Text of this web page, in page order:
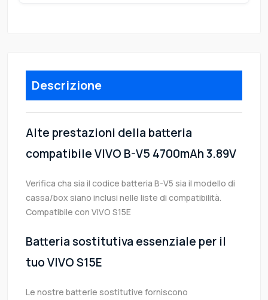
Descrizione
Alte prestazioni della batteria
compatibile VIVO B-V5 4700mAh 3.89V
Verifica cha sia il codice batteria B-V5 sia il modello di
cassa/box siano inclusi nelle liste di compatibilità.
Compatibile con VIVO S15E
Batteria sostitutiva essenziale per il
tuo VIVO S15E
Le nostre batterie sostitutive forniscono